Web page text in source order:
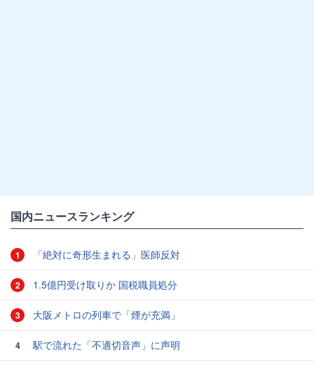
国内ニュースランキング
1 「絶対に奇形生まれる」医師反対
2 1.5億円受け取りか 国税職員処分
3 大阪メトロの列車で「煙が充満」
4 駅で流れた「不適切音声」に声明